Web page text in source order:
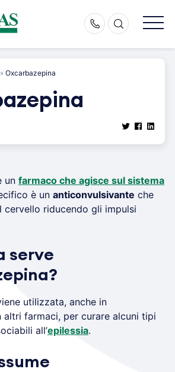
» Oxcarbazepina
un farmaco che agisce sul sistema
è un anticonvulsivante che
cervello riducendo gli impulsi
serve
utilizzata, anche in
altri farmaci, per curare alcuni tipi
all’epilessia.